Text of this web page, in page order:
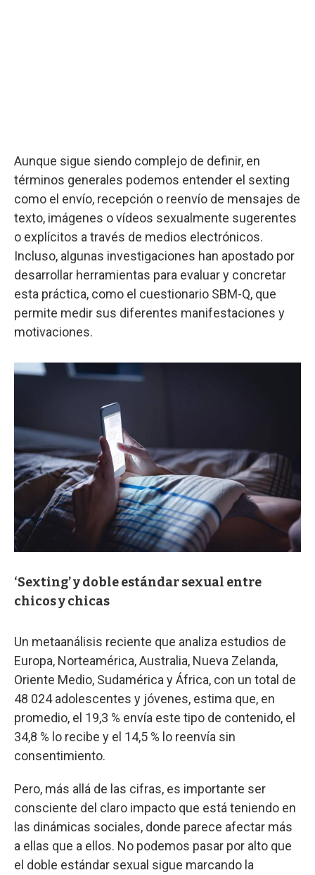
Aunque sigue siendo complejo de definir, en
términos generales podemos entender el sexting
como el envío, recepción o reenvío de mensajes de
texto, imágenes o vídeos sexualmente sugerentes
o explícitos a través de medios electrónicos.
Incluso, algunas investigaciones han apostado por
desarrollar herramientas para evaluar y concretar
esta práctica, como el cuestionario SBM-Q, que
permite medir sus diferentes manifestaciones y
motivaciones.
‘Sexting’ y doble estándar sexual entre
chicos y chicas
Un metaanálisis reciente que analiza estudios de
Europa, Norteamérica, Australia, Nueva Zelanda,
Oriente Medio, Sudamérica y África, con un total de
48 024 adolescentes y jóvenes, estima que, en
promedio, el 19,3 % envía este tipo de contenido, el
34,8 % lo recibe y el 14,5 % lo reenvía sin
consentimiento.
Pero, más allá de las cifras, es importante ser
consciente del claro impacto que está teniendo en
las dinámicas sociales, donde parece afectar más
a ellas que a ellos. No podemos pasar por alto que
el doble estándar sexual sigue marcando la